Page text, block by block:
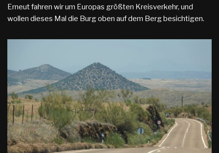
Erneut fahren wir um Europas größten Kreisverkehr, und
wollen dieses Mal die Burg oben auf dem Berg besichtigen.